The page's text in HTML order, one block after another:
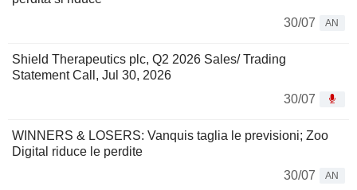
30/07
AN
Shield Therapeutics plc, Q2 2026 Sales/ Trading
Statement Call, Jul 30, 2026
30/07
WINNERS & LOSERS: Vanquis taglia le previsioni; Zoo
Digital riduce le perdite
30/07
AN